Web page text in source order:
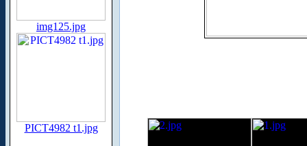
img125.jpg
PICT4982 t1.jpg